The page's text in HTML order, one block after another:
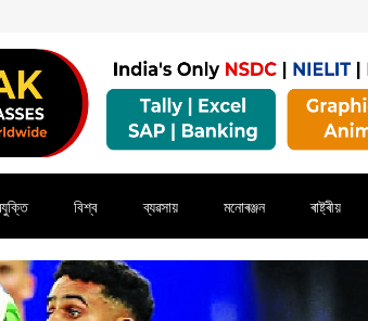
বিশ্ব ব্যৱসায় মনোৰঞ্জন ৰাষ্ট্ৰীয়